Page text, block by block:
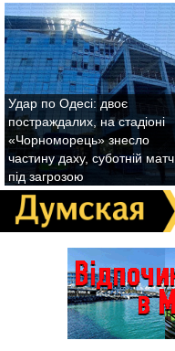
Удар по Одесі: двоє
постраждалих, на стадіоні
«Чорноморець» знесло
частину даху, суботній матч
під загрозою